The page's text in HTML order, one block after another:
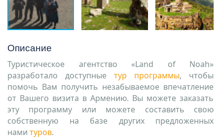
Описание
Туристическое агентство «Land of Noah»
разработало доступные тур программы, чтобы
помочь Вам получить незабываемое впечатление
от Вашего визита в Армению. Вы можете заказать
эту программу или можете составить свою
собственную на базе других предложенных
нами туров.